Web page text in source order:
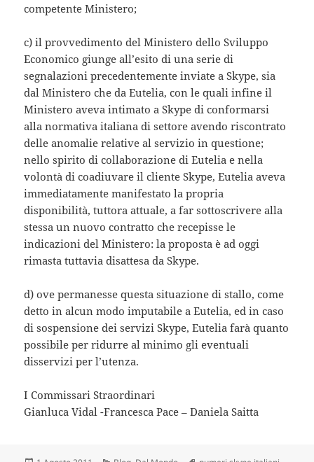
competente Ministero;
c) il provvedimento del Ministero dello Sviluppo
Economico giunge all’esito di una serie di
segnalazioni precedentemente inviate a Skype, sia
dal Ministero che da Eutelia, con le quali infine il
Ministero aveva intimato a Skype di conformarsi
alla normativa italiana di settore avendo riscontrato
delle anomalie relative al servizio in questione;
nello spirito di collaborazione di Eutelia e nella
volontà di coadiuvare il cliente Skype, Eutelia aveva
immediatamente manifestato la propria
disponibilità, tuttora attuale, a far sottoscrivere alla
stessa un nuovo contratto che recepisse le
indicazioni del Ministero: la proposta è ad oggi
rimasta tuttavia disattesa da Skype.
d) ove permanesse questa situazione di stallo, come
detto in alcun modo imputabile a Eutelia, ed in caso
di sospensione dei servizi Skype, Eutelia farà quanto
possibile per ridurre al minimo gli eventuali
disservizi per l’utenza.
I Commissari Straordinari
Gianluca Vidal -Francesca Pace – Daniela Saitta